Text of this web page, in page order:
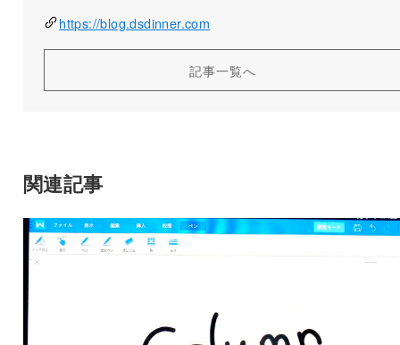
https://blog.dsdinner.com
記事一覧へ
関連記事